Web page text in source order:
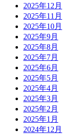
2025年12月
2025年11月
2025年10月
2025年9月
2025年8月
2025年7月
2025年6月
2025年5月
2025年4月
2025年3月
2025年2月
2025年1月
2024年12月